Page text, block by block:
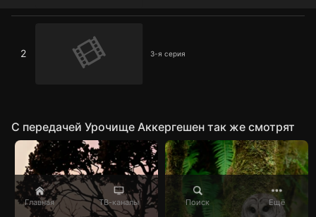
Главная ТВ-каналы Поиск Ещё
2 3-я серия
C передачей Урочище Аккергешен так же смотрят